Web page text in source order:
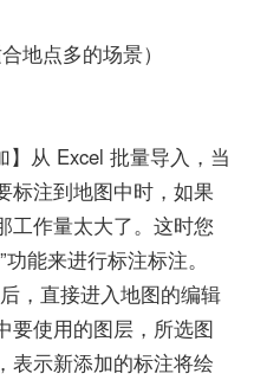
地点多的场景）
从 Excel 批量导入，当
标注到地图中时，如果
工作量太大了。这时您
能来进行标注标注。
，直接进入地图的编辑
要使用的图层，所选图
表示新添加的标注将绘